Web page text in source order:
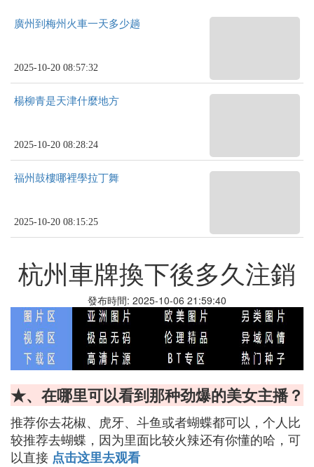
廣州到梅州火車一天多少趟
2025-10-20 08:57:32
楊柳青是天津什麼地方
2025-10-20 08:28:24
福州鼓樓哪裡學拉丁舞
2025-10-20 08:15:25
杭州車牌換下後多久注銷
發布時間: 2025-10-06 21:59:40
★、在哪里可以看到那种劲爆的美女主播？
推荐你去花椒、虎牙、斗鱼或者蝴蝶都可以，个人比
较推荐去蝴蝶，因为里面比较火辣还有你懂的哈，可
以直接 点击这里去观看